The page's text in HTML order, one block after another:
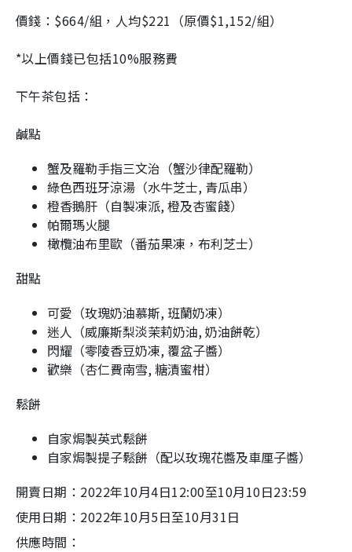
價錢： $664/組，人均$221 （原價$1,152/組）
*以上價錢已包括10%服務費
下午茶包括：
鹹點
蟹及羅勒手指三文治（蟹沙律配羅勒）
綠色西班牙涼湯（水牛芝士, 青瓜串）
橙香鵝肝（自製凍派,橙及杏蜜餞）
帕爾瑪火腿
橄欖油布里歐（番茄果凍，布利芝士）
甜點
可愛（玫瑰奶油慕斯, 班蘭奶凍）
迷人（威廉斯梨淡茉莉奶油,奶油餅乾）
閃耀（零陵香豆奶凍, 覆盆子醬）
歡樂（杏仁費南雪,糖漬蜜柑）
鬆餅
自家焗製英式鬆餅
自家焗製提子鬆餅（配以玫瑰花醬及車厘子醬）
開賣日期： 2022年10月4日12:00至10月10日23:59
使用日期： 2022年10月5日至10月31日
供應時間：